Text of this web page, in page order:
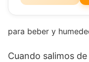
para beber y
Cuando salimos